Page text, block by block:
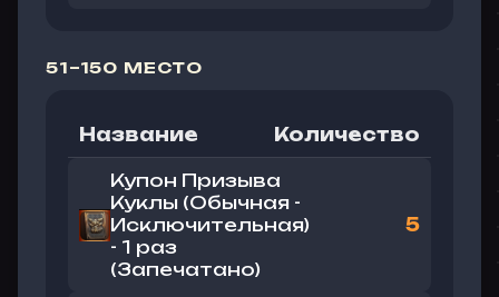
51–150 МЕСТО
Название Количество
Купон Призыва
Куклы (Обычная -
Исключительная)
- 1 раз
(Запечатано)
5